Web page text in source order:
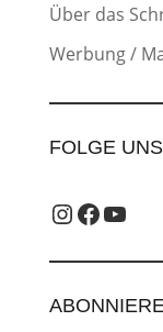
Über das
Werbung /
FOLGE
Facebook-LabelYouTube-Label